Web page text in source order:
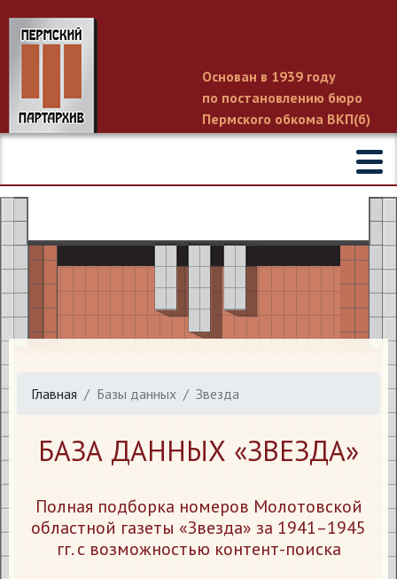
Основан в 1939 году
по постановлению бюро
Пермского обкома ВКП(б)
Главная Базы данных Звезда
БАЗА ДАННЫХ «ЗВЕЗДА»
Полная подборка номеров Молотовской
областной газеты «Звезда» за 1941–1945
гг. с возможностью контент-поиска